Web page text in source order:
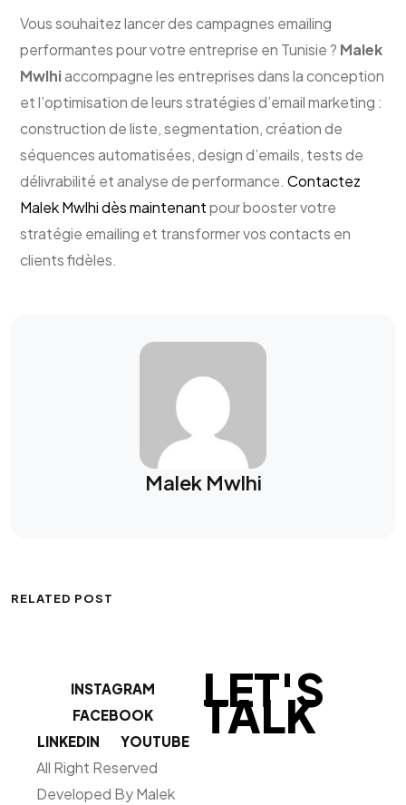
Vous souhaitez lancer des campagnes emailing
performantes pour votre entreprise en Tunisie ? Malek
Mwlhiaccompagne les entreprises dans la conception
et l’optimisation de leurs stratégies d’email marketing :
construction de liste, segmentation, création de
séquences automatisées, design d’emails, tests de
délivrabilité et analyse de performance. Contactez
Malek Mwlhi dès maintenantpour booster votre
stratégie emailing et transformer vos contacts en
clients fidèles.
Malek Mwlhi
RELATED POST
INSTAGRAM
FACEBOOK
LINKEDIN
YOUTUBE
All Right Reserved
Developed By Malek
LET'S
TALK